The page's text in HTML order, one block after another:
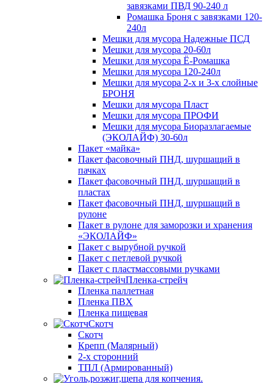
завязками ПВД 90-240 л
Ромашка Броня с завязками 120-
240л
Мешки для мусора Надежные ПСД
Мешки для мусора 20-60л
Мешки для мусора Ё-Ромашка
Мешки для мусора 120-240л
Мешки для мусора 2-х и 3-х слойные
БРОНЯ
Мешки для мусора Пласт
Мешки для мусора ПРОФИ
Мешки для мусора Биоразлагаемые
(ЭКОЛАЙФ) 30-60л
Пакет «майка»
Пакет фасовочный ПНД, шуршащий в
пачках
Пакет фасовочный ПНД, шуршащий в
пластах
Пакет фасовочный ПНД, шуршащий в
рулоне
Пакет в рулоне для заморозки и хранения
«ЭКОЛАЙФ»
Пакет с вырубной ручкой
Пакет с петлевой ручкой
Пакет с пластмассовыми ручками
Пленка-стрейч
Пленка паллетная
Пленка ПВХ
Пленка пищевая
Скотч
Скотч
Крепп (Малярный)
2-х сторонний
ТПЛ (Армированный)